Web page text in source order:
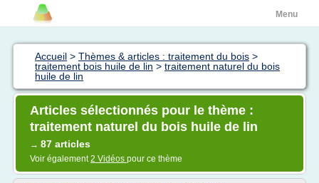
Menu
Accueil > Thèmes & articles : traitement du bois >
traitement bois huile de lin > traitement naturel du bois
huile de lin
Articles sélectionnés pour le thème :
traitement naturel du bois huile de lin
→ 87 articles
Voir également2 Vidéos pour ce thème